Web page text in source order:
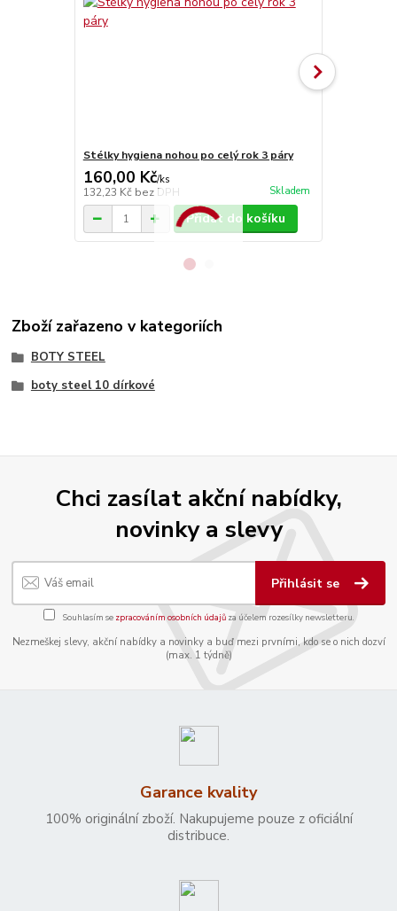
Stélky hygiena nohou po celý rok 3 páry
160,00 Kč/ks
132,23 Kč bez DPH Skladem
Přidat do košíku
Zboží zařazeno v kategoriích
BOTY STEEL
boty steel 10 dírkové
Chci zasílat akční nabídky,
novinky a slevy
Přihlásit se
Souhlasím se zpracováním osobních údajůza účelem rozesílky newsletteru.
Nezmeškej slevy, akční nabídky a novinky a buď mezi prvními, kdo se o nich dozví
(max. 1 týdně)
Garance kvality
100% originální zboží. Nakupujeme pouze z oficiální
distribuce.